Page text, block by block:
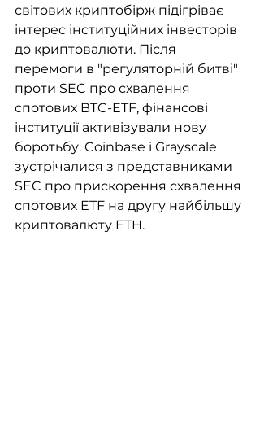
світових криптобірж підігріває
інтерес інституційних інвесторів
до криптовалюти. Після
перемоги в "регуляторній битві"
проти SEC про схвалення
спотових BTC-ETF, фінансові
інституції активізували нову
боротьбу. Coinbase і Grayscale
зустрічалися з представниками
SEC про прискорення схвалення
спотових ETF на другу найбільшу
криптовалюту ETH.